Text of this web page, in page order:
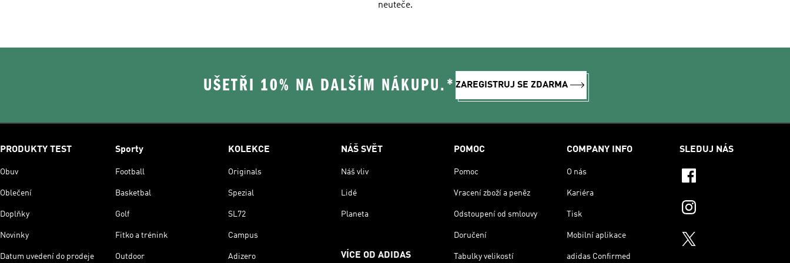
neuteče.
UŠETŘI 10% NA DALŠÍM NÁKUPU.* ZAREGISTRUJ SE ZDARMA
PRODUKTY TEST
Obuv
Oblečení
Doplňky
Novinky
Datum uvedení do prodeje
Sporty
Football
Basketbal
Golf
Fitko a trénink
Outdoor
KOLEKCE
Originals
Spezial
SL72
Campus
Adizero
NÁŠ SVĚT
Náš vliv
Lidé
Planeta
VÍCE OD ADIDAS
POMOC
Pomoc
Vracení zboží a peněz
Odstoupení od smlouvy
Doručení
Tabulky velikostí
COMPANY INFO
O nás
Kariéra
Tisk
Mobilní aplikace
adidas Confirmed
SLEDUJ NÁS